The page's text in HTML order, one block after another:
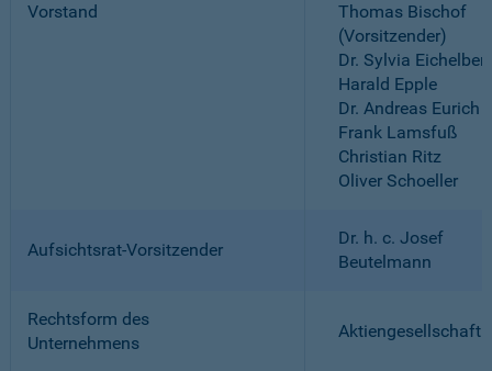
Vorstand
Thomas Bischof
(Vorsitzender)
Dr. Sylvia
Harald Epple
Dr. Andreas Eurich
Frank Lamsfuß
Christian Ritz
Oliver Schoeller
Aufsichtsrat-Vorsitzender
Dr. h. c. Josef
Beutelmann
Rechtsform des
Unternehmens
Aktiengesellschaft